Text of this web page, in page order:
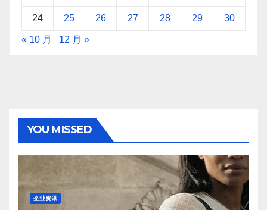
24 25 26 27 28 29 30
« 10 月 12 月 »
YOU MISSED
企业资讯